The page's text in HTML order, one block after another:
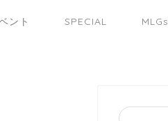
ント SPECIAL